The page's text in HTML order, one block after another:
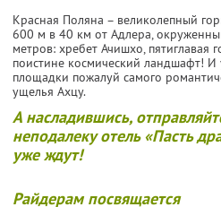
Красная Поляна – великолепный
600 м в 40 км от Адлера,
метров: хребет Ачишхо, пятиглавая
поистине космический ландшафт! И
площадки пожалуй самого
ущелья Ахцу.
А насладившись,
неподалеку отель «Пасть
уже ждут!
Райдерам посвящается